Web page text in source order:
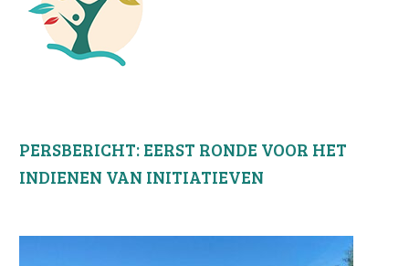
PERSBERICHT: EERST RONDE VOOR HET
INDIENEN VAN INITIATIEVEN